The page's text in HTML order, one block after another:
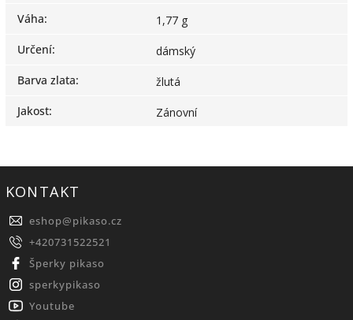
Váha:
1,77 g
Určení:
dámský
Barva zlata:
žlutá
Jakost: Zánovní
KONTAKT
eshop@pikaso.cz
+420731522521
Šperky pikaso
sperkypikaso
Youtube